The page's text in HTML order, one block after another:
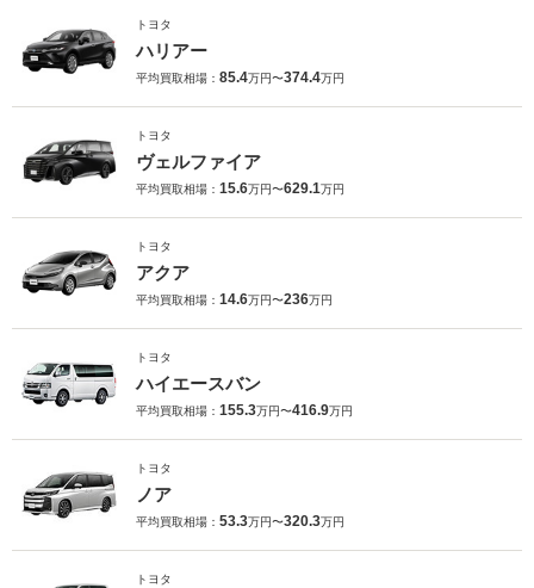
トヨタ
ハリアー
平均買取相場： 85.4万円〜374.4万円
トヨタ
ヴェルファイア
平均買取相場： 15.6万円〜629.1万円
トヨタ
アクア
平均買取相場： 14.6万円〜236万円
トヨタ
ハイエースバン
平均買取相場： 155.3万円〜416.9万円
トヨタ
ノア
平均買取相場： 53.3万円〜320.3万円
トヨタ